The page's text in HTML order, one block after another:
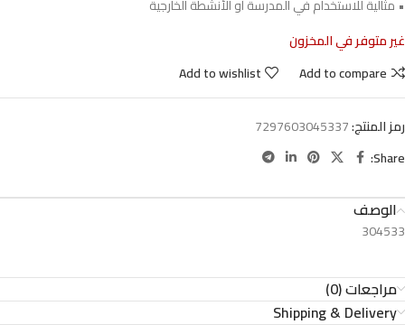
• مثالية للاستخدام في المدرسة أو الأنشطة الخارجية
غير متوفر في المخزون
Add to compare
Add to wishlist
رمز المنتج:7297603045337
Share:
الوصف
304533
مراجعات (0)
Shipping & Delivery